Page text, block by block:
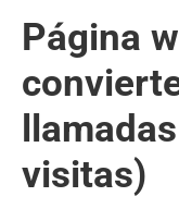
Página
visitas)